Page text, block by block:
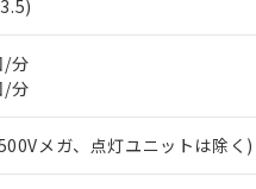
/分
/分
メガ、点灯ユニットは除く)
を指します。
有証明書（当社基準）
行日時点で非含有を証明する
令のフタル酸エステル類４物
ら備考欄に対応日を記載して
応品への在庫切替を完了し
ます。